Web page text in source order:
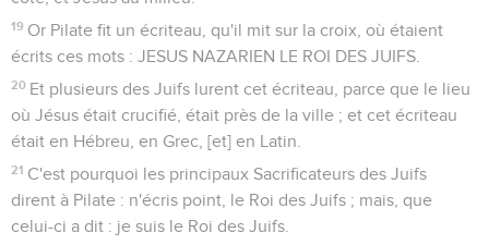
19 Or Pilate fit un écriteau, qu'il mit sur la croix, où étaient
écrits ces mots : JESUS NAZARIEN LE ROI DES JUIFS.
20 Et plusieurs des Juifs lurent cet écriteau, parce que le lieu
où Jésus était crucifié, était près de la ville ; et cet écriteau
était en Hébreu, en Grec, [et] en Latin.
21 C'est pourquoi les principaux Sacrificateurs des Juifs
dirent à Pilate : n'écris point, le Roi des Juifs ; mais, que
celui-ci a dit : je suis le Roi des Juifs.